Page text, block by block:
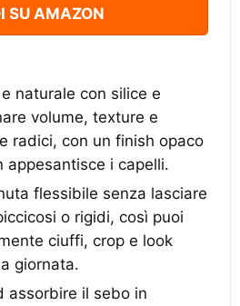
SU AMAZON
naturale con silice e
volume, texture e
radici, con un finish opaco
appesantisce i capelli.
flessibile senza lasciare
o rigidi, così puoi
ciuffi, crop e look
giornata.
assorbire il sebo in